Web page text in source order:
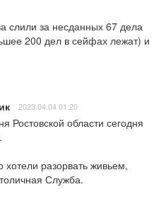
слили за несданных 67 дела
200 дел в сейфах лежат) и
2023.04.04 01:20
Ростовской области сегодня
хотели разорвать живьем,
Служба.